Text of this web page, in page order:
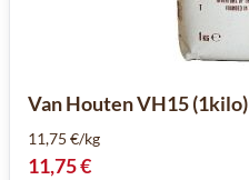
Van Houten VH15 (1kilo)
11,75 €/kg
11,75 €